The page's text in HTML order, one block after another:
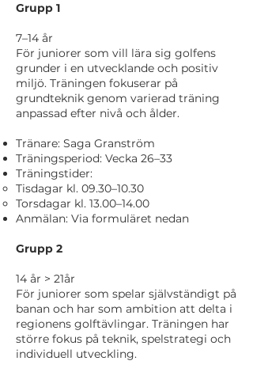
Grupp 1
7–14 år
För juniorer som vill lära sig golfens
grunder i en utvecklande och positiv
miljö. Träningen fokuserar på
grundteknik genom varierad träning
anpassad efter nivå och ålder.
Tränare: Saga Granström
Träningsperiod: Vecka 26–33
Träningstider:
Tisdagar kl. 09.30–10.30
Torsdagar kl. 13.00–14.00
Anmälan: Via formuläret nedan
Grupp 2
14 år > 21år
För juniorer som spelar självständigt på
banan och har som ambition att delta i
regionens golftävlingar. Träningen har
större fokus på teknik, spelstrategi och
individuell utveckling.